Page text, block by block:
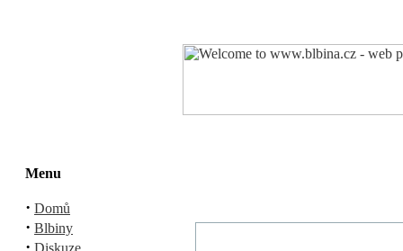
Menu
· Domů
· Blbiny
· Diskuze